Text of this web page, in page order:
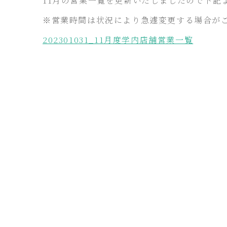
※営業時間は状況により急遽変更する場合が
202301031_11月度学内店舗営業一覧